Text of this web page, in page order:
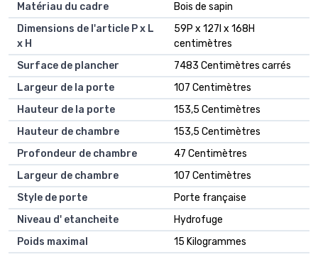
Matériau du cadre
Bois de sapin
Dimensions de l'article P x L
x H
59P x 127l x 168H
centimètres
Surface de plancher
7483 Centimètres carrés
Largeur de la porte
107 Centimètres
Hauteur de la porte
153,5 Centimètres
Hauteur de chambre
153,5 Centimètres
Profondeur de chambre
47 Centimètres
Largeur de chambre
107 Centimètres
Style de porte
Porte française
Niveau d' etancheite
Hydrofuge
Poids maximal
15 Kilogrammes